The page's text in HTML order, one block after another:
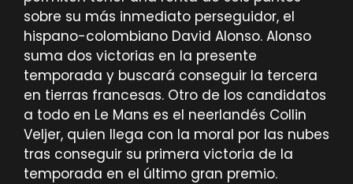
sobre su más inmediato perseguidor, el
hispano-colombiano David Alonso. Alonso
suma dos victorias en la presente
temporada y buscará conseguir la tercera
en tierras francesas. Otro de los candidatos
a todo en Le Mans es el neerlandés Collin
Veljer, quien llega con la moral por las nubes
tras conseguir su primera victoria de la
temporada en el último gran premio.